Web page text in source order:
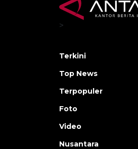
>
Terkini
Top News
Terpopuler
Foto
Video
Nusantara